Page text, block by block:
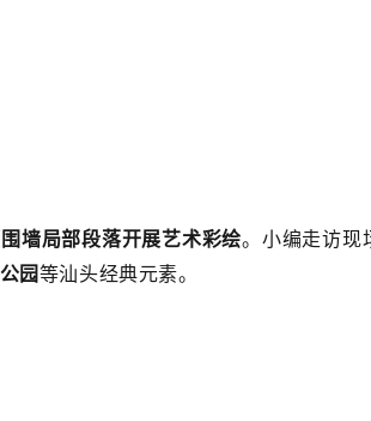
墙局部段落开展艺术彩绘。小编走访现
园等汕头经典元素。